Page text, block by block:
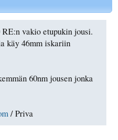
vakio etupukin jousi.
käy 46mm iskariin
60nm jousen jonka
/ Priva